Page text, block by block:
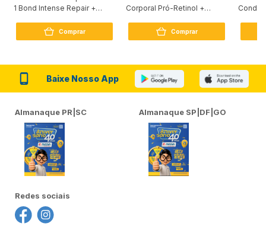
1 Bond Intense Repair +
Comprar
Corporal Pró-Retinol +
Comprar
Baixe Nosso App
Almanaque PR|SC Almanaque SP|DF|GO
Redes sociais